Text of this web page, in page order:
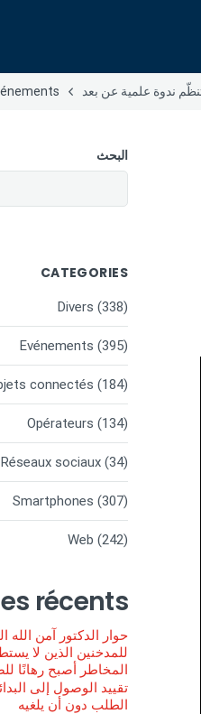
البحث
CATEGORIES
Divers (338)
Evénements (395)
connectés (184)
Opérateurs (134)
Réseaux sociaux (34)
Smartphones (307)
Web (242)
récents
حوار الدكتور آمن الله
للمدخنين الذين لا
المخاطر أصبح رهانًا
تقييد الوصول إلى
الطلب دون أن يلغيه